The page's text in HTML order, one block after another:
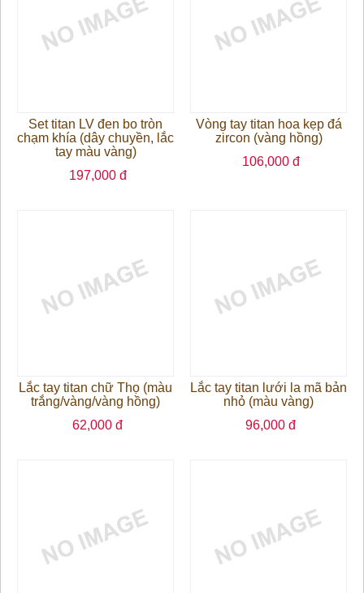
Set titan LV đen bo tròn
chạm khía (dây chuyền, lắc
tay màu vàng)
197,000 đ
Vòng tay titan hoa kẹp đá
zircon (vàng hồng)
106,000 đ
Lắc tay titan chữ Thọ (màu
trắng/vàng/vàng hồng)
62,000 đ
Lắc tay titan lưới la mã bản
nhỏ (màu vàng)
96,000 đ